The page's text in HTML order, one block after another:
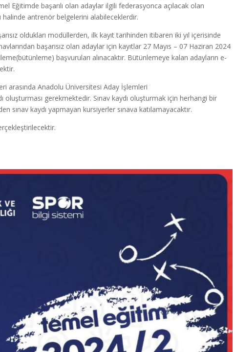
başarılı olan adaylar ilgili federasyonca açılacak olan
halinde antrenör belgelerini alabileceklerdir.
oldukları modüllerden, ilk kayıt tarihinden itibaren iki yıl içerisinde
başarısız olan adaylar için kayıtlar 27 Mayıs – 07 Haziran 2024
başvuruları alınacaktır. Bütünlemeye kalan adayların e-
arasında Anadolu Üniversitesi Aday İşlemleri
oluşturması gerekmektedir. Sınav kaydı oluşturmak için herhangi bir
kaydı yapmayan kursiyerler sınava katılamayacaktır.